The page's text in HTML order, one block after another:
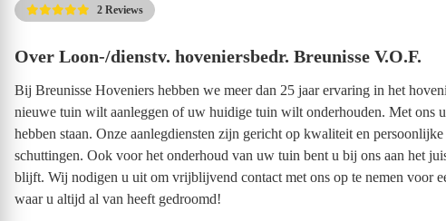
2 Reviews
Over Loon-/dienstv. hoveniersbedr. Breunisse V.O.F.
Bij Breunisse Hoveniers hebben we meer dan 25 jaar ervaring in het
nieuwe tuin wilt aanleggen of uw huidige tuin wilt onderhouden. Met ons
hebben staan. Onze aanlegdiensten zijn gericht op kwaliteit en
schuttingen. Ook voor het onderhoud van uw tuin bent u bij ons aan het
blijft. Wij nodigen u uit om vrijblijvend contact met ons op te nemen voor
waar u altijd al van heeft gedroomd!